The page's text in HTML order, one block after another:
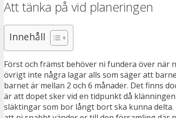
Att tänka på vid planeringen
Innehåll
Först och främst behöver ni fundera över när
övrigt inte några lagar alls som säger att
barnet är mellan 2 och 6 månader. Det finns
är att dopet sker vid en tidpunkt då
släktingar som bor långt bort ska kunna